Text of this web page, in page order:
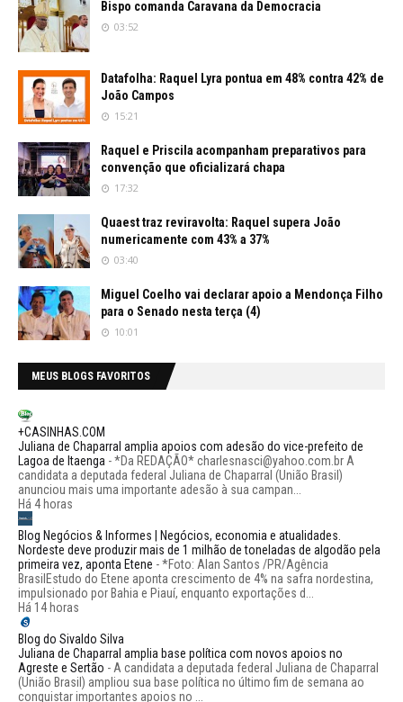
Bispo comanda Caravana da Democracia
03:52
Datafolha: Raquel Lyra pontua em 48% contra 42% de
João Campos
15:21
Raquel e Priscila acompanham preparativos para
convenção que oficializará chapa
17:32
Quaest traz reviravolta: Raquel supera João
numericamente com 43% a 37%
03:40
Miguel Coelho vai declarar apoio a Mendonça Filho
para o Senado nesta terça (4)
10:01
MEUS BLOGS FAVORITOS
+CASINHAS.COM
Juliana de Chaparral amplia apoios com adesão do vice-prefeito de
Lagoa de Itaenga -*Da REDAÇÃO* charlesnasci@yahoo.com.br A
candidata a deputada federal Juliana de Chaparral (União Brasil)
anunciou mais uma importante adesão à sua campan...
Há 4 horas
Blog Negócios & Informes | Negócios, economia e atualidades.
Nordeste deve produzir mais de 1 milhão de toneladas de algodão pela
primeira vez, aponta Etene -*Foto: Alan Santos /PR/Agência
BrasilEstudo do Etene aponta crescimento de 4% na safra nordestina,
impulsionado por Bahia e Piauí, enquanto exportações d...
Há 14 horas
Blog do Sivaldo Silva
Juliana de Chaparral amplia base política com novos apoios no
Agreste e Sertão - A candidata a deputada federal Juliana de Chaparral
(União Brasil) ampliou sua base política no último fim de semana ao
conquistar importantes apoios no ...